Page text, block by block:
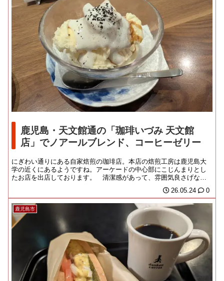
鹿児島・天文館通の「珈琲いづみ 天文館
店」でノアールブレンド、コーヒーゼリー
にぎわい通りにある自家焙煎の珈琲店。本店の焙煎工房は鹿児島大
学の近くにあるようですね。アーケードの中心部にこじんまりとし
たお店を出店しております。 清潔感があって、雰囲気良さげなの
26.05.24 0
鹿児島市